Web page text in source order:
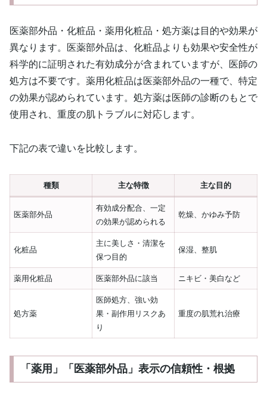
医薬部外品・化粧品・薬用化粧品・処方薬は目的や効果が
異なります。医薬部外品は、化粧品よりも効果や安全性が
科学的に証明された有効成分が含まれていますが、医師の
処方は不要です。薬用化粧品は医薬部外品の一種で、特定
の効果が認められています。処方薬は医師の診断のもとで
使用され、重度の肌トラブルに対応します。
下記の表で違いを比較します。
種類 主な特徴 主な目的
医薬部外品
有効成分配合、一定
の効果が認められる
乾燥、かゆみ予防
化粧品
主に美しさ・清潔を
保つ目的
保湿、整肌
薬用化粧品 医薬部外品に該当 ニキビ・美白など
処方薬
医師処方、強い効
果・副作用リスクあ
り
重度の肌荒れ治療
「薬用」「医薬部外品」表示の信頼性・根拠